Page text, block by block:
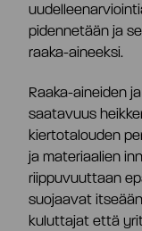
Markkinat
Teknologia
Riskit ja
Tuottolaskuri
Omistajat
Johdon
Hallituksen
Tiivistelmä
Yhtiöjärjestys
Yhtiökokous
pidennetään ja
raaka-aineeksi.
Raaka-aineiden
saatavuus
kiertotalouden
ja materiaalien
riippuvuuttaan
suojaavat
kuluttajat että